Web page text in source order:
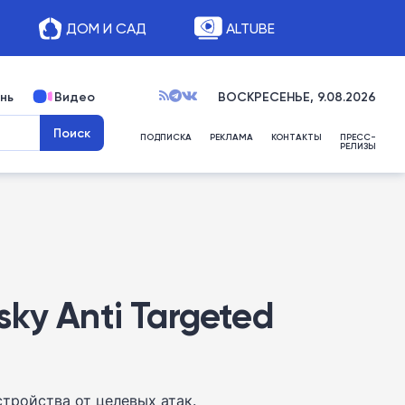
ДОМ И САД ALTUBE
Видео ВОСКРЕСЕНЬЕ, 9.08.2026
ПОДПИСКА РЕКЛАМА КОНТАКТЫ ПРЕСС-
РЕЛИЗЫ
Anti Targeted
от целевых атак.